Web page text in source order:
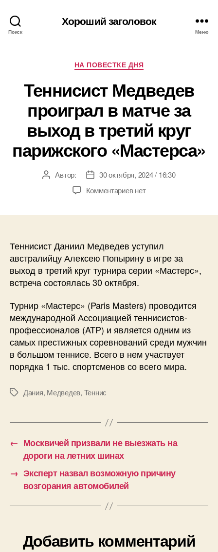
Поиск
Хороший заголовок
Меню
Рубрики
НА ПОВЕСТКЕ ДНЯ
Теннисист Медведев
проиграл в матче за
выход в третий круг
парижского «Мастерса»
АвторАвтор:
Дата
записи
30 октября, 2024 / 16:30
Комментариевк
в
матче
за
выход
в
круг
парижского
«Мастерса»
нет
Теннисист Даниил Медведев уступил
австралийцу Алексею Попырину в игре за
выход в третий круг турнира серии «Мастерс»,
встреча состоялась 30 октября.
Турнир «Мастерс» (Paris Masters) проводится
международной Ассоциацией теннисистов-
профессионалов (ATP) и является одним из
самых престижных соревнований среди мужчин
в большом теннисе. Всего в нем участвует
порядка 1 тыс. спортсменов со всего мира.
МеткиДания, Медведев, Теннис
← Москвичей призвали не выезжать на
дороги на летних шинах
→ Эксперт назвал возможную причину
возгорания автомобилей
Добавить комментарий